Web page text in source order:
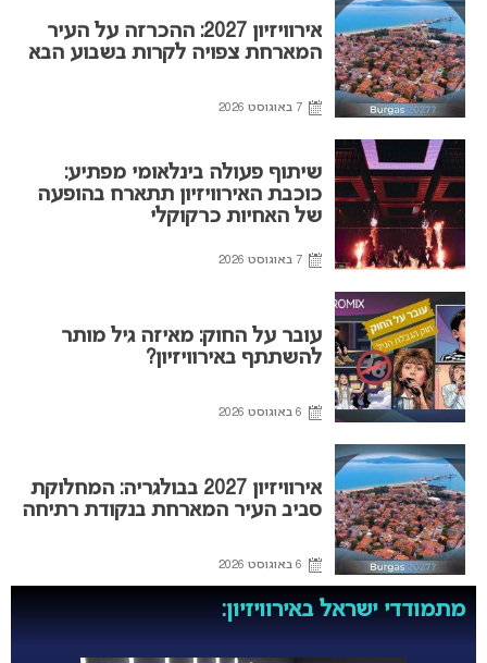
אירוויזיון 2027: ההכרזה על העיר
המארחת צפויה לקרות בשבוע הבא
7 באוגוסט 2026
שיתוף פעולה בינלאומי מפתיע:
כוכבת האירוויזיון תתארח בהופעה
של האחיות כרקוקלי
7 באוגוסט 2026
עובר על החוק: מאיזה גיל מותר
להשתתף באירוויזיון?
6 באוגוסט 2026
אירוויזיון 2027 בבולגריה: המחלוקת
סביב העיר המארחת בנקודת רתיחה
6 באוגוסט 2026
מתמודדי ישראל באירוויזיון: